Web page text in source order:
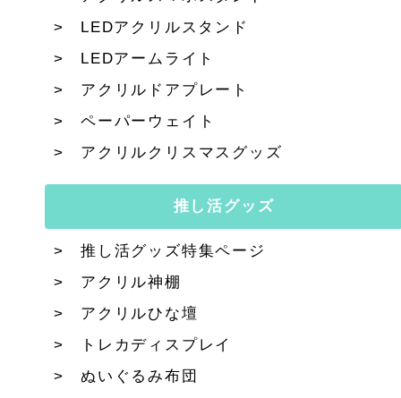
LEDアクリルスタンド
LEDアームライト
アクリルドアプレート
ペーパーウェイト
アクリルクリスマスグッズ
推し活グッズ
推し活グッズ特集ページ
アクリル神棚
アクリルひな壇
トレカディスプレイ
ぬいぐるみ布団